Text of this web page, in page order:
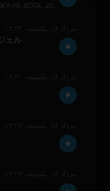
HI SOTA JUNON ,RYUHEI
ェル